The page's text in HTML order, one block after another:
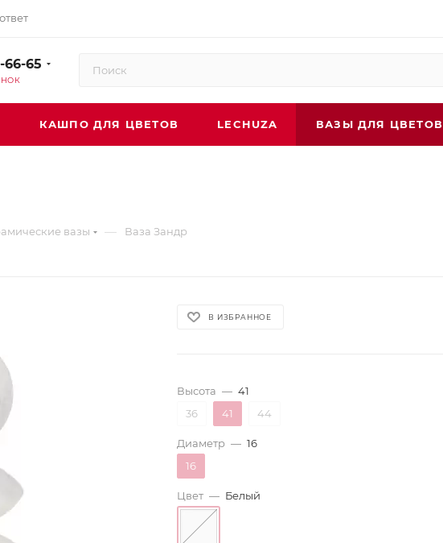
66-65
КАШПО ДЛЯ ЦВЕТОВ LECHUZA ВАЗЫ ДЛЯ ЦВЕТОВ
вазы — Ваза Зандр
В ИЗБРАННОЕ
Высота — 41
36
41 44
Диаметр — 16
16
Цвет — Белый